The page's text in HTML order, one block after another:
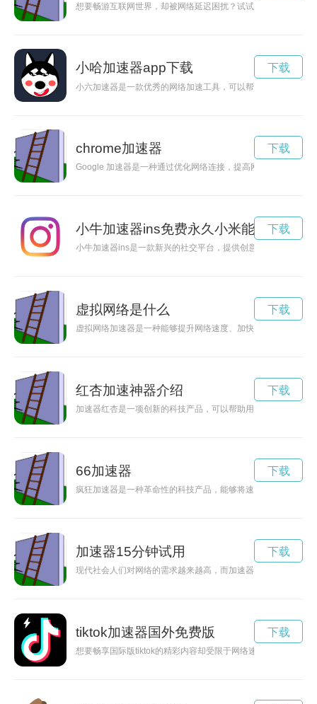
想要畅游互联网世界，却被网络延迟困扰？试试shadow rocket
小哈加速器app下载
小六加速器是一款优秀的网络加速工具，可以帮助用户解决网
下载
chrome加速器
Google 加速器是一种通过优化网络连接，提高网页加载速度的
下载
小牛加速器ins免费永久小米能用吗
小牛加速器ins是一款新兴的社交平台，提供创意灵感和互动交
下载
虚拟网络是什么
虚拟网络加速器是一种能够提升网络速度、加快网络连接的技
下载
红杏加速神器介绍
加速器红杏是一项创新的科技产品，可以帮助用户提升工作效率
下载
66加速器
疯狂加速器是一种革命性的科技产品，能够将速度提升到前所
下载
加速器15分钟试用
现代社会人们对网络的需求越来越高，而加速器的出现可以帮
下载
tiktok加速器国外免费版
想要畅享国际版tiktok的精彩内容却受限于网络速度？不用担心
下载